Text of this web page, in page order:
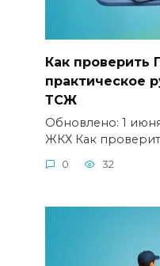
Как проверить
практическое
ТСЖ
Обновлено: 1
ЖКХ Как
0 32